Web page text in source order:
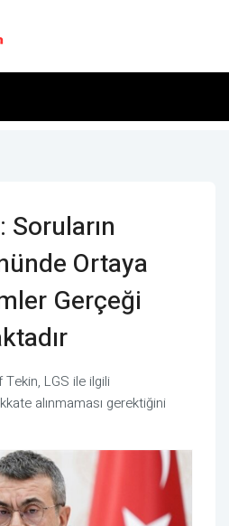
Soruların
Ortaya
Gerçeği
Tekin, LGS ile ilgili
alınmaması gerektiğini